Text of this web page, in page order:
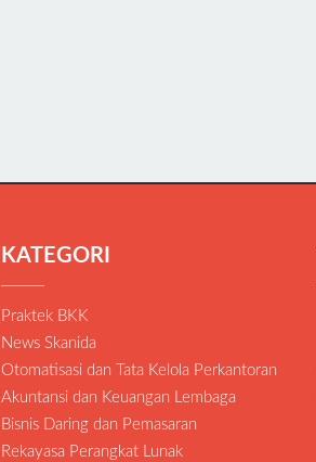
KATEGORI
Praktek BKK
News Skanida
Otomatisasi dan Tata Kelola Perkantoran
Akuntansi dan Keuangan Lembaga
Bisnis Daring dan Pemasaran
Rekayasa Perangkat Lunak